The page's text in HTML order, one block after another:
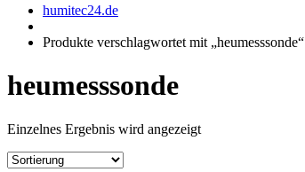
humitec24.de
Produkte verschlagwortet mit „heumesssonde“
heumesssonde
Einzelnes Ergebnis wird angezeigt